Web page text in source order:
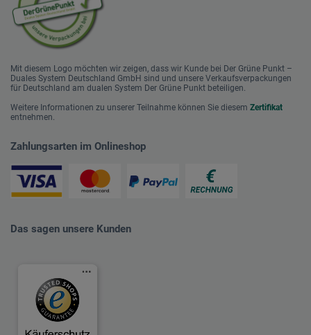
Mit diesem Logo möchten wir zeigen, dass wir Kunde bei Der Grüne Punkt –
Duales System Deutschland GmbH sind und unsere Verkaufsverpackungen
für Deutschland am dualen System Der Grüne Punkt beteiligen.
Weitere Informationen zu unserer Teilnahme können Sie diesem Zertifikat
entnehmen.
Zahlungsarten im Onlineshop
Das sagen unsere Kunden